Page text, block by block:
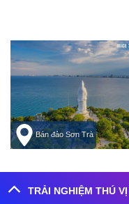
Bán đảo Sơn Trà
TRẢI NGHIỆM THÚ